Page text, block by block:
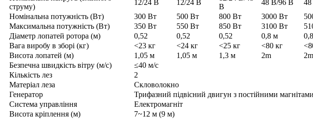
струму)
12/24 В 12/24 В
В
48 В/96 В
Номінальна потужність (Вт)
300 Вт 500 Вт 800 Вт 3000 Вт
Максимальна потужність (Вт)
350 Вт 550 Вт 850 Вт 3100 Вт
Діаметр лопатей ротора (м)
0,52 0,52 0,52 0,8 м
Вага виробу в зборі (кг)
<23 кг <24 кг <25 кг <80 кг
Висота лопатей (м)
1,05 м 1,05 м 1,3 м 2m
2m
Безпечна швидкість вітру (м/с)
≤40 м/с
Кількість лез
2
Матеріал леза
Скловолокно
Генератор
Трифазний підвісний двигун з постійними магнітами
Система управління
Електромагніт
Висота кріплення (м)
7~12 м (9 м)